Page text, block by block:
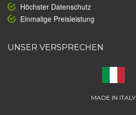
Höchster Datenschutz
Einmalige Preisleistung
UNSER VERSPRECHEN
MADE IN ITALY